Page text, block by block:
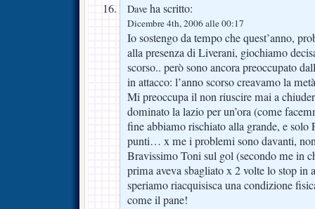
Dave ha scritto:
Dicembre 4th, 2006 alle 00:17
Io sostengo da tempo che quest’anno,
alla presenza di Liverani, giochiamo
scorso.. però sono ancora preoccupato
in attacco: l’anno scorso creavamo la
Mi preoccupa il non riuscire mai a
dominato la lazio per un’ora (come
fine abbiamo rischiato alla grande, e solo
punti… x me i problemi sono davanti,
Bravissimo Toni sul gol (secondo me in
prima aveva sbagliato x 2 volte lo stop in
speriamo riacquisisca una condizione
come il pane!